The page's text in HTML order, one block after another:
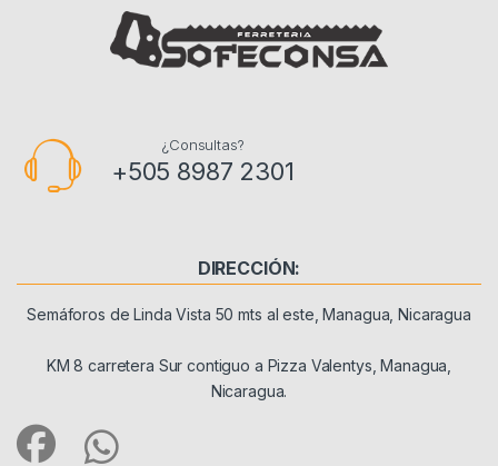
¿Consultas?
+505 8987 2301
DIRECCIÓN:
Semáforos de Linda Vista 50 mts al este, Managua, Nicaragua
KM 8 carretera Sur contiguo a Pizza Valentys, Managua,
Nicaragua.